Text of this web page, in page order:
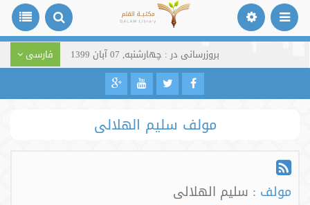
بروزرسانی در : چهارشنبه, 07 آبان 1399 فارسی
مولف سلیم الهلالی
مولف : سلیم الهلالی